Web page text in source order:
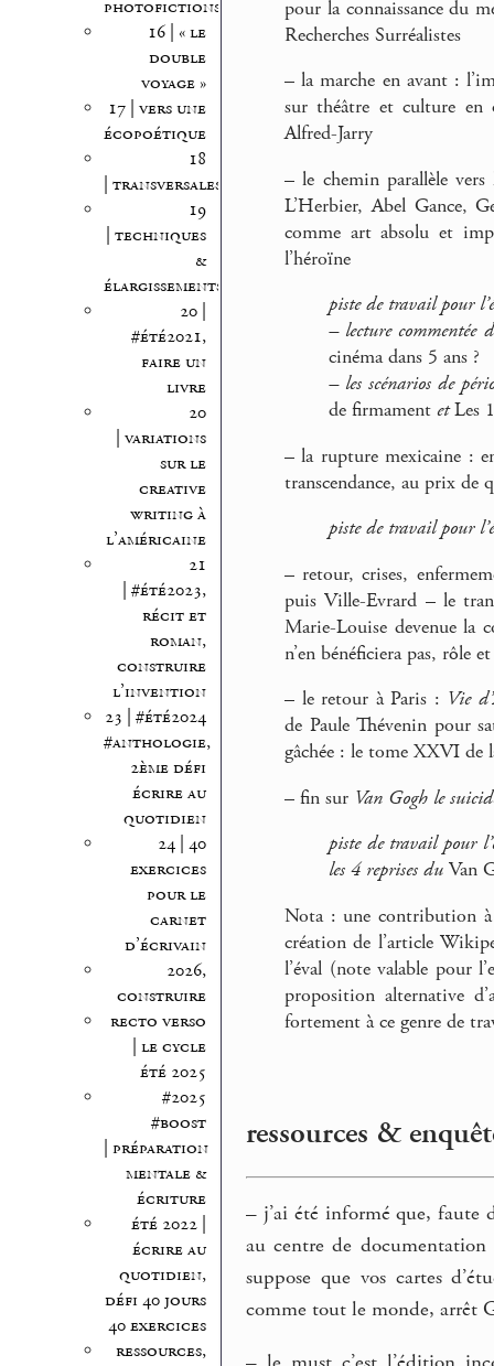
photofictions
16 | « le
double
voyage »
17 | vers une
écopoétique
18
| transversales
19
| techniques
&
élargissements
20 |
#été2021,
faire un
livre
20
| variations
sur le
creative
writing à
l’américaine
21
| #été2023,
récit et
roman,
construire
l’invention
23 | #été2024
#anthologie,
2ème défi
écrire au
quotidien
24 | 40
exercices
pour le
carnet
d’écrivain
2026,
construire
recto verso
| le cycle
été 2025
#2025
#boost
| préparation
mentale &
écriture
été 2022 |
écrire au
quotidien,
défi 40 jours
40 exercices
ressources,
pour la connaissance du
Recherches Surréalistes
– la marche en avant :
sur théâtre et culture
Alfred-Jarry
– le chemin parallèle
L’Herbier, Abel Gance,
comme art absolu et
l’héroïne
piste de travail pour
–lecture commentée
cinéma dans 5 ans ?
–les scénarios de
de firmament etLes
– la rupture mexicaine :
transcendance, au prix de
piste de travail pour
– retour, crises,
puis Ville-Evrard – le
Marie-Louise devenue la
n’en bénéficiera pas, rôle
– le retour à Paris : Vie
de Paule Thévenin pour
gâchée : le tome XXVI de
– fin sur Van Gogh le
piste de travail pour
les 4 reprises du Van
Nota : une contribution
création de l’article
l’éval (note valable pour
proposition alternative
fortement à ce genre de
ressources &
– j’ai été informé que, faute
au centre de
suppose que vos cartes
comme tout le monde, arrêt